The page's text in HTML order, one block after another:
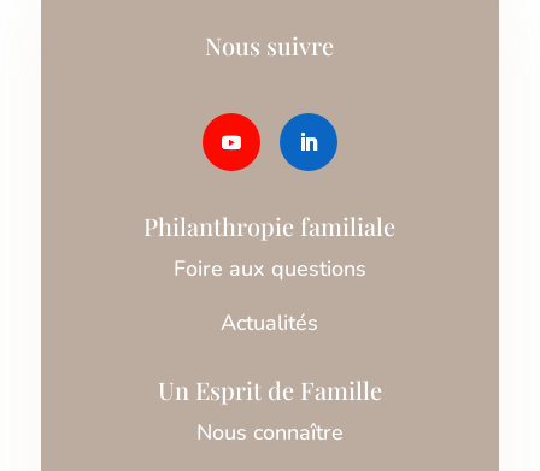
Nous suivre
Philanthropie familiale
Foire aux questions
Actualités
Un Esprit de Famille
Nous connaître